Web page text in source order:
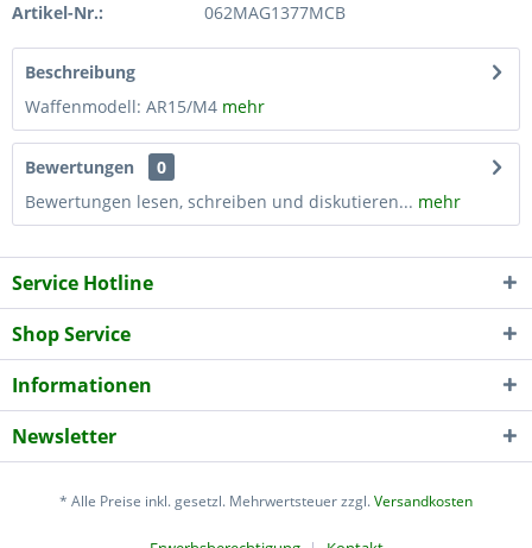
Artikel-Nr.: 062MAG1377MCB
Beschreibung
Waffenmodell: AR15/M4 mehr
Bewertungen
0
Bewertungen lesen, schreiben und diskutieren... mehr
Service Hotline
Shop Service
Informationen
Newsletter
* Alle Preise inkl. gesetzl. Mehrwertsteuer zzgl.Versandkosten